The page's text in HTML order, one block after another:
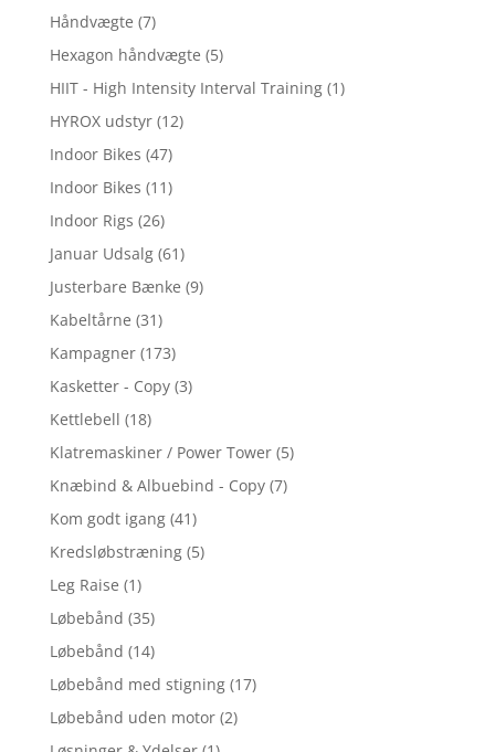
Håndvægte (7)
Hexagon håndvægte (5)
HIIT - High Intensity Interval Training (1)
HYROX udstyr (12)
Indoor Bikes (47)
Indoor Bikes (11)
Indoor Rigs (26)
Januar Udsalg (61)
Justerbare Bænke (9)
Kabeltårne (31)
Kampagner (173)
Kasketter - Copy (3)
Kettlebell (18)
Klatremaskiner / Power Tower (5)
Knæbind & Albuebind - Copy (7)
Kom godt igang (41)
Kredsløbstræning (5)
Leg Raise (1)
Løbebånd (35)
Løbebånd (14)
Løbebånd med stigning (17)
Løbebånd uden motor (2)